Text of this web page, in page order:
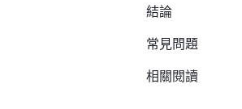
結論
常見問題
相關閱讀